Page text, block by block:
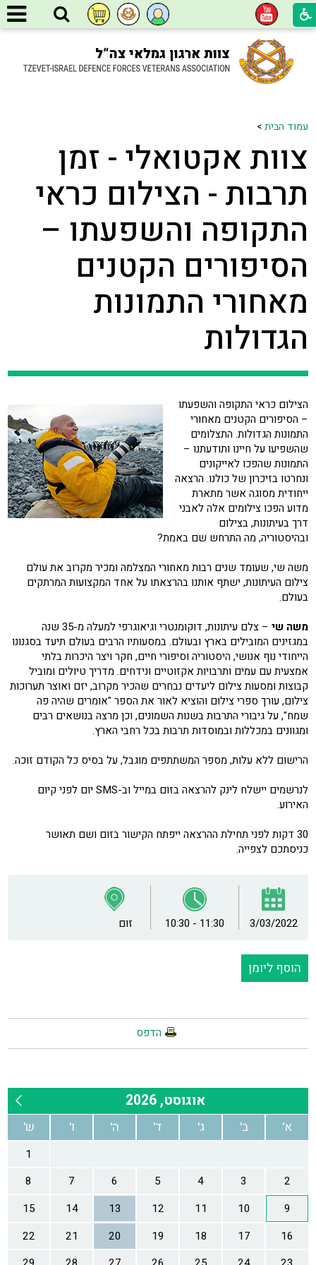
עמוד הבית>
צוות אקטואלי - זמן
תרבות - הצילום כראי
התקופה והשפעתו –
הסיפורים הקטנים
מאחורי התמונות
הגדולות
הצילום כראי התקופה והשפעתו
– הסיפורים הקטנים מאחורי
התמונות הגדולות. התצלומים
שהשפיעו על חיינו ותודעתנו –
התמונות שהפכו לאייקונים
ונחרטו בזיכרון של כולנו. הרצאה
ייחודית מסוגה אשר מתארת
מדוע הפכו צילומים אלה לאבני
דרך בעיתונות, בצילום
ובהיסטוריה, מה התרחש שם באמת?
משה שי, שעומד שנים רבות מאחורי המצלמה ומכיר מקרוב את עולם
צילום העיתונות, ישתף אותנו בהרצאתו על אחד המקצועות המרתקים
בעולם.
משה שי
– צלם עיתונות, דוקומנטרי וגיאוגרפי למעלה מ-35 שנה
במגזינים המובילים בארץ ובעולם. במסעותיו הרבים בעולם תיעד בסגנונו
הייחודי נוף אנושי, היסטוריה וסיפורי חיים, חקר ויצר היכרות בלתי
אמצעית עם עמים ותרבויות אקזוטיים ונידחים. מדריך טיולים ומוביל
קבוצות ומסעות צילום ליעדים נבחרים שהכיר מקרוב, יזם ואוצר תערוכות
צילום, עורך ספרי צילום והוציא לאור את הספר "אומרים שהיה פה
שמח", על גיבורי התרבות בשנות השמונים, וכן מרצה בנושאים רבים
ומגוונים במכללות ובמוסדות תרבות בכל רחבי הארץ.
הרישום ללא עלות, מספר המשתתפים מוגבל, על בסיס כל הקודם זוכה.
לנרשמים יישלח לינק להרצאה בזום במייל וב-SMS יום לפני קיום
האירוע.
30 דקות לפני תחילת ההרצאה ייפתח הקישור בזום ושם תאושר
כניסתכם לצפייה.
3/03/2022
10:30 - 11:30 זום
הוסף ליומן
הדפס